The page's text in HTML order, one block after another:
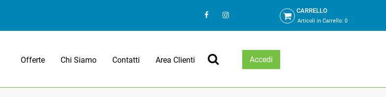
CARRELLO
Articoli in Carrello:0
Offerte Chi Siamo Contatti Area Clienti Accedi